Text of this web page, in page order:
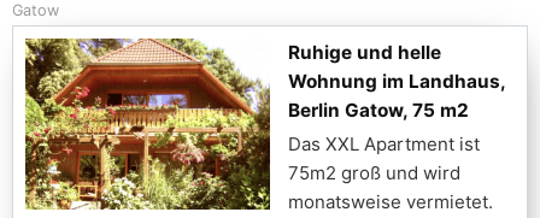
Gatow
Ruhige und helle
Wohnung im Landhaus,
Berlin Gatow, 75 m2
Das XXL Apartment ist
75m2 groß und wird
monatsweise vermietet.